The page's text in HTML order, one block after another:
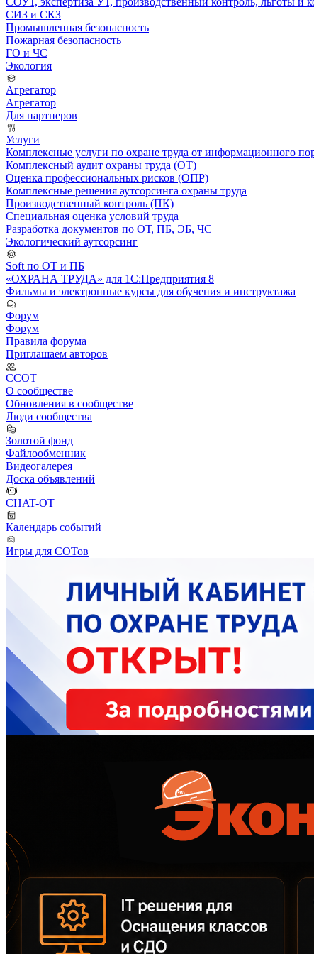
СИЗ и СКЗ
Промышленная безопасность
Пожарная безопасность
ГО и ЧС
Экология
Агрегатор
Агрегатор
Для партнеров
Услуги
Комплексные услуги по охране труда от информационного
Комплексный аудит охраны труда (ОТ)
Оценка профессиональных рисков (ОПР)
Комплексные решения аутсорсинга охраны труда
Производственный контроль (ПК)
Специальная оценка условий труда
Разработка документов по ОТ, ПБ, ЭБ, ЧС
Экологический аутсорсинг
Soft по ОТ и ПБ
«ОХРАНА ТРУДА» для 1С:Предприятия 8
Фильмы и электронные курсы для обучения и инструктажа
Форум
Форум
Правила форума
Приглашаем авторов
ССОТ
О сообществе
Обновления в сообществе
Люди сообщества
Золотой фонд
Файлообменник
Видеогалерея
Доска объявлений
CHAT-OT
Календарь событий
Игры для СОТов